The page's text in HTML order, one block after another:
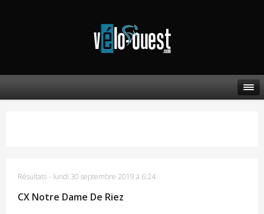
Résultats - lundi 30 septembre 2019 à 6:24
CX Notre Dame De Riez